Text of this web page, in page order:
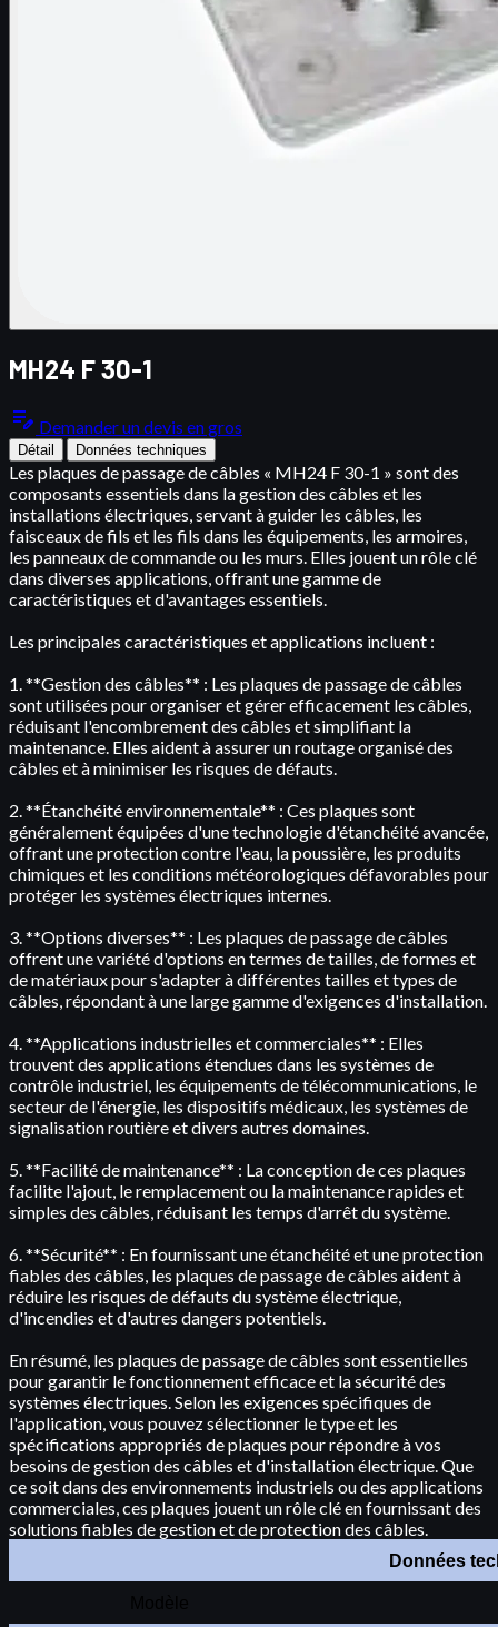
MH24 F 30-1
edit_note Demander un devis en gros
Détail Données techniques
Les plaques de passage de câbles « MH24 F 30-1 » sont des
composants essentiels dans la gestion des câbles et les
installations électriques, servant à guider les câbles, les
faisceaux de fils et les fils dans les équipements, les armoires,
les panneaux de commande ou les murs. Elles jouent un rôle clé
dans diverses applications, offrant une gamme de
caractéristiques et d'avantages essentiels.
Les principales caractéristiques et applications incluent :
1. **Gestion des câbles** : Les plaques de passage de câbles
sont utilisées pour organiser et gérer efficacement les câbles,
réduisant l'encombrement des câbles et simplifiant la
maintenance. Elles aident à assurer un routage organisé des
câbles et à minimiser les risques de défauts.
2. **Étanchéité environnementale** : Ces plaques sont
généralement équipées d'une technologie d'étanchéité avancée,
offrant une protection contre l'eau, la poussière, les produits
chimiques et les conditions météorologiques défavorables pour
protéger les systèmes électriques internes.
3. **Options diverses** : Les plaques de passage de câbles
offrent une variété d'options en termes de tailles, de formes et
de matériaux pour s'adapter à différentes tailles et types de
câbles, répondant à une large gamme d'exigences d'installation.
4. **Applications industrielles et commerciales** : Elles
trouvent des applications étendues dans les systèmes de
contrôle industriel, les équipements de télécommunications, le
secteur de l'énergie, les dispositifs médicaux, les systèmes de
signalisation routière et divers autres domaines.
5. **Facilité de maintenance** : La conception de ces plaques
facilite l'ajout, le remplacement ou la maintenance rapides et
simples des câbles, réduisant les temps d'arrêt du système.
6. **Sécurité** : En fournissant une étanchéité et une protection
fiables des câbles, les plaques de passage de câbles aident à
réduire les risques de défauts du système électrique,
d'incendies et d'autres dangers potentiels.
En résumé, les plaques de passage de câbles sont essentielles
pour garantir le fonctionnement efficace et la sécurité des
systèmes électriques. Selon les exigences spécifiques de
l'application, vous pouvez sélectionner le type et les
spécifications appropriés de plaques pour répondre à vos
besoins de gestion des câbles et d'installation électrique. Que
ce soit dans des environnements industriels ou des applications
commerciales, ces plaques jouent un rôle clé en fournissant des
solutions fiables de gestion et de protection des câbles.
Données